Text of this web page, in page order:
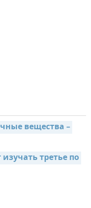
вещества –
третье по